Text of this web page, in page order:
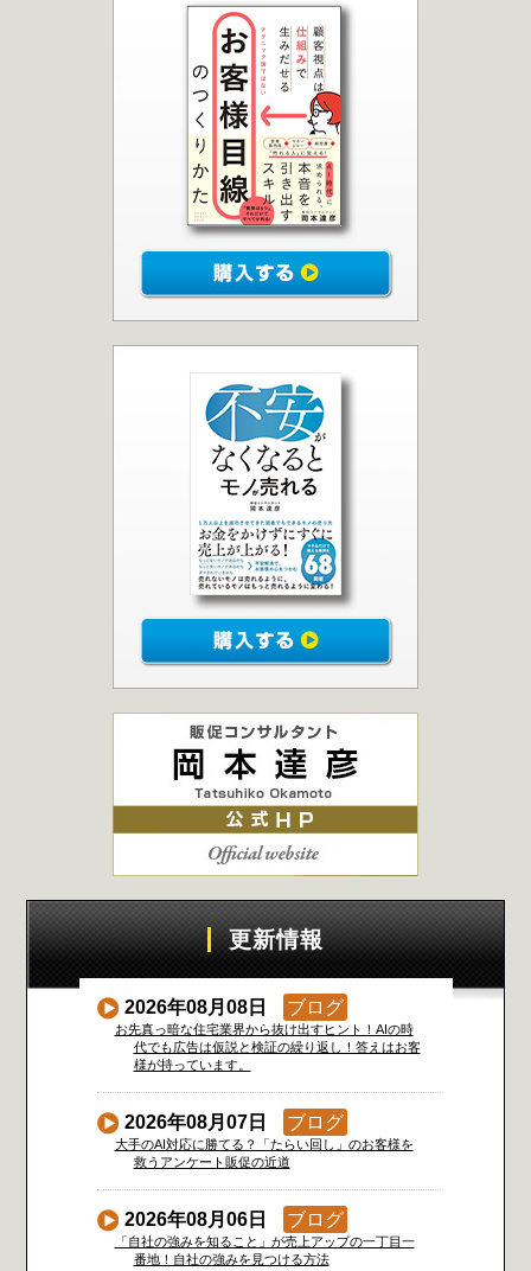
更新情報
2026年08月08日 ブログ
お先真っ暗な住宅業界から抜け出すヒント！AIの時
代でも広告は仮説と検証の繰り返し！答えはお客
様が持っています。
2026年08月07日 ブログ
大手のAI対応に勝てる？「たらい回し」のお客様を
救うアンケート販促の近道
2026年08月06日 ブログ
「自社の強みを知ること」が売上アップの一丁目一
番地！自社の強みを見つける方法